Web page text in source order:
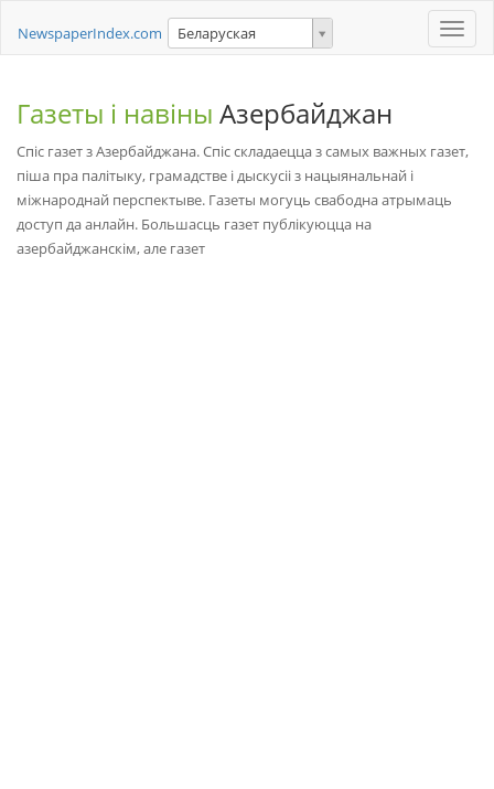
Toggle
NewspaperIndex.com Беларуская
Газеты і навіны Азербайджан
Спіс газет з Азербайджана. Спіс складаецца з самых важных газет,
піша пра палітыку, грамадстве і дыскусіі з нацыянальнай і
міжнароднай перспектыве. Газеты могуць свабодна атрымаць
доступ да анлайн. Большасць газет публікуюцца на
азербайджанскім, але газет